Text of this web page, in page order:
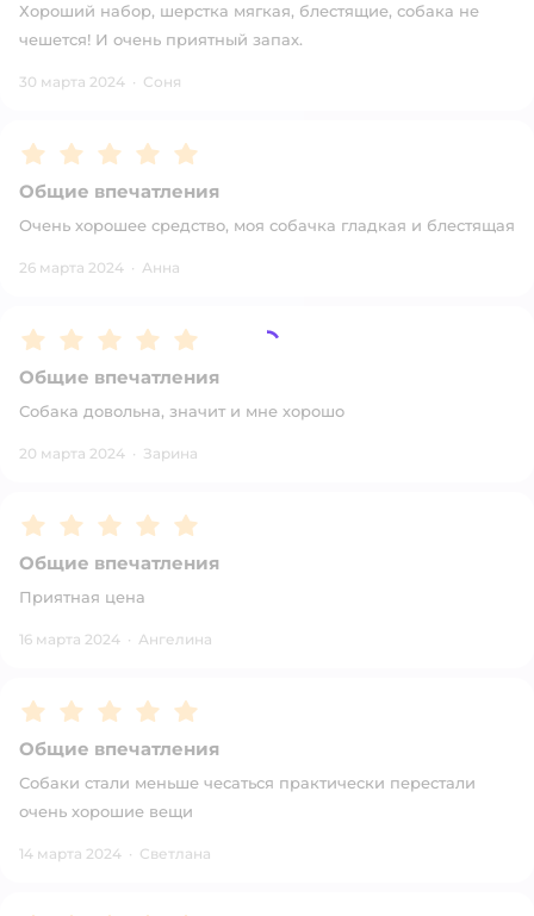
Хороший набор, шерстка мягкая, блестящие, собака не
чешется! И очень приятный запах.
30 марта 2024 · Соня
Рейтинг:5
Общие впечатления
Очень хорошее средство, моя собачка гладкая и блестящая
26 марта 2024 · Анна
Рейтинг:5
Общие впечатления
Собака довольна, значит и мне хорошо
20 марта 2024 · Зарина
Рейтинг:5
Общие впечатления
Приятная цена
16 марта 2024 · Ангелина
Рейтинг:5
Общие впечатления
Собаки стали меньше чесаться практически перестали
очень хорошие вещи
14 марта 2024 · Светлана